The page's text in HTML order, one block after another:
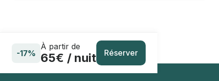
-17%
À partir de
65€ / nuit Réserver